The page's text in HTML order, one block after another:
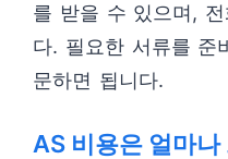
를 받을 수 있으며,
다. 필요한 서류를 준
문하면 됩니다.
AS 비용은 얼마나